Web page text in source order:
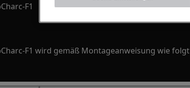
F1
F1 wird gemäß Montageanweisung wie folgt